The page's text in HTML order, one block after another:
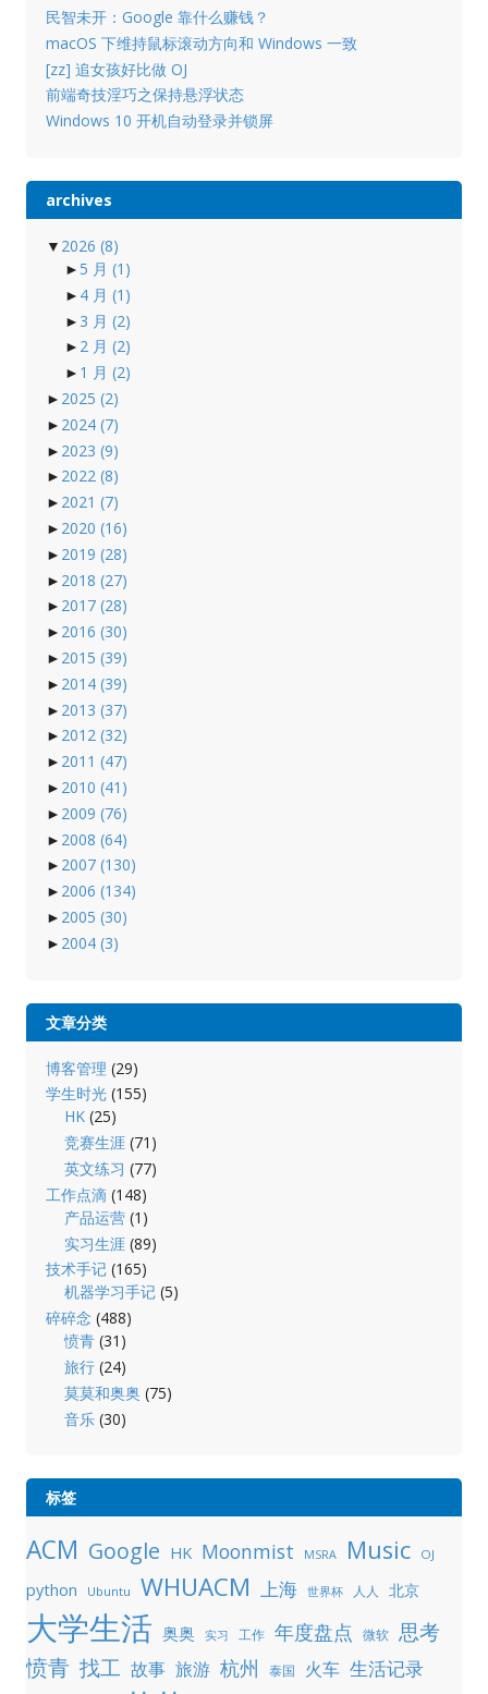
民智未开：Google 靠什么赚钱？
macOS 下维持鼠标滚动方向和 Windows 一致
[zz] 追女孩好比做 OJ
前端奇技淫巧之保持悬浮状态
Windows 10 开机自动登录并锁屏
archives
▼ 2026 (8)
► 5 月 (1)
► 4 月 (1)
► 3 月 (2)
► 2 月 (2)
► 1 月 (2)
► 2025 (2)
► 2024 (7)
► 2023 (9)
► 2022 (8)
► 2021 (7)
► 2020 (16)
► 2019 (28)
► 2018 (27)
► 2017 (28)
► 2016 (30)
► 2015 (39)
► 2014 (39)
► 2013 (37)
► 2012 (32)
► 2011 (47)
► 2010 (41)
► 2009 (76)
► 2008 (64)
► 2007 (130)
► 2006 (134)
► 2005 (30)
► 2004 (3)
文章分类
博客管理 (29)
学生时光(155)
HK (25)
竞赛生涯 (71)
英文练习 (77)
工作点滴(148)
产品运营 (1)
实习生涯 (89)
技术手记(165)
机器学习手记 (5)
碎碎念 (488)
愤青 (31)
旅行 (24)
莫莫和奥奥 (75)
音乐 (30)
标签
ACM Google HK Moonmist MSRA Music OJ
python Ubuntu WHUACM 上海 世界杯 人人 北京
大学生活 奥奥 实习 工作 年度盘点 微软 思考
愤青 找工 故事 旅游 杭州 泰国 火车 生活记录